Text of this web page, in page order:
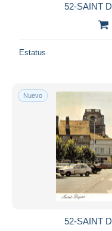
52-SAINT
Estatus
Nuevo
52-SAINT